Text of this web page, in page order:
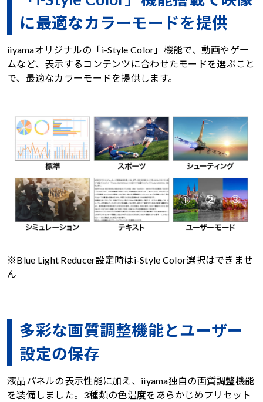
に最適なカラーモードを提供
iiyamaオリジナルの「i-Style Color」機能で、動画やゲー
ムなど、表示するコンテンツに合わせたモードを選ぶこと
で、最適なカラーモードを提供します。
※Blue Light Reducer設定時はi-Style Color選択はできませ
ん
多彩な画質調整機能とユーザー
設定の保存
液晶パネルの表示性能に加え、iiyama独自の画質調整機能
を装備しました。3種類の色温度をあらかじめプリセット